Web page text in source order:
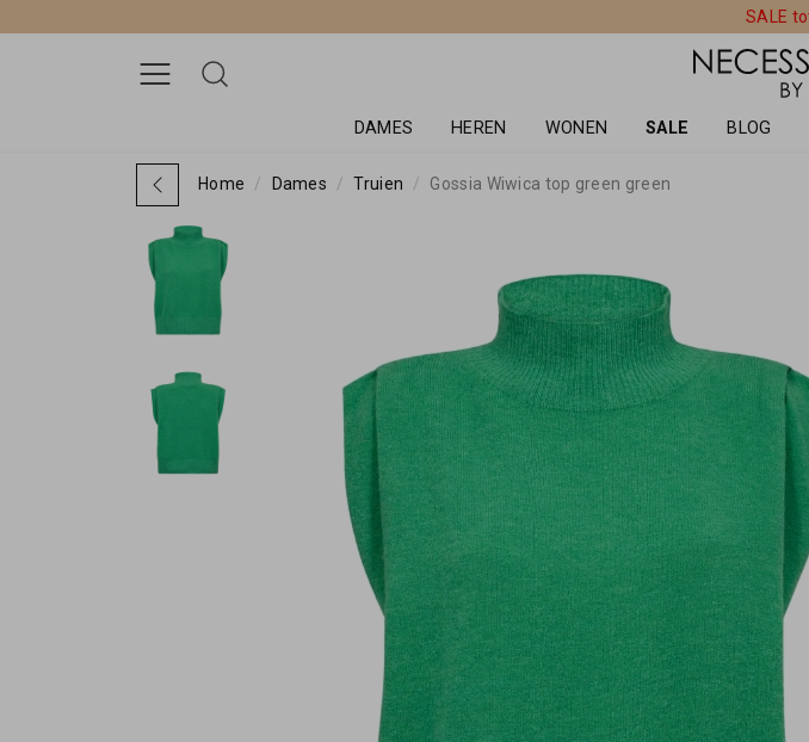
SALE
DAMES HEREN WONEN SALE BLOG
Home Dames Truien Gossia Wiwica top green green